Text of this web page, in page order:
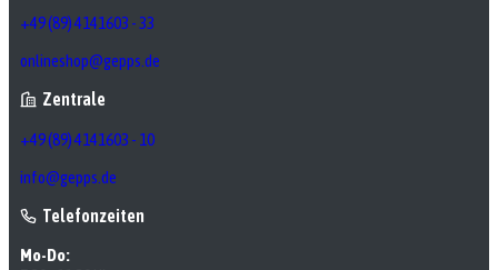
+49 (89) 4141603 - 33
onlineshop@gepps.de
Zentrale
+49 (89) 4141603 - 10
info@gepps.de
Telefonzeiten
Mo-Do: